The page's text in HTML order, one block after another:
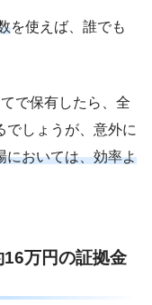
を使えば、誰でも
で保有したら、全
でしょうが、意外に
においては、効率よ
万円の証拠金